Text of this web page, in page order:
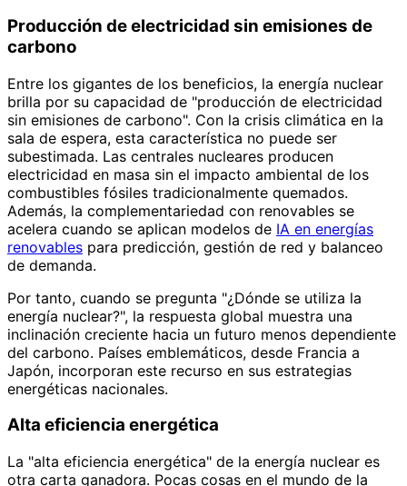
Producción de electricidad sin emisiones de
carbono
Entre los gigantes de los beneficios, la energía nuclear
brilla por su capacidad de "producción de electricidad
sin emisiones de carbono". Con la crisis climática en la
sala de espera, esta característica no puede ser
subestimada. Las centrales nucleares producen
electricidad en masa sin el impacto ambiental de los
combustibles fósiles tradicionalmente quemados.
Además, la complementariedad con renovables se
acelera cuando se aplican modelos de IA en energías
renovables para predicción, gestión de red y balanceo
de demanda.
Por tanto, cuando se pregunta "¿Dónde se utiliza la
energía nuclear?", la respuesta global muestra una
inclinación creciente hacia un futuro menos dependiente
del carbono. Países emblemáticos, desde Francia a
Japón, incorporan este recurso en sus estrategias
energéticas nacionales.
Alta eficiencia energética
La "alta eficiencia energética" de la energía nuclear es
otra carta ganadora. Pocas cosas en el mundo de la